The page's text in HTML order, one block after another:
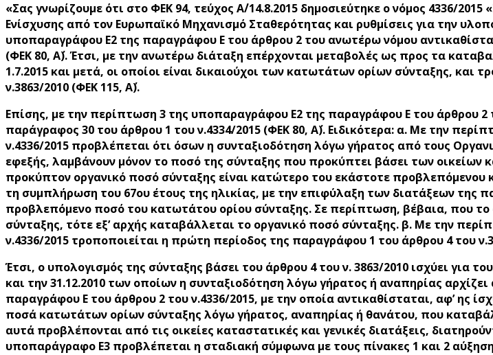
«Σας γνωρίζουμε ότι στο ΦΕΚ 94, τεύχος Α΄/14.8.2015 δημοσιεύτηκε ο νόμος 4336/
Ενίσχυσης από τον Ευρωπαϊκό Μηχανισμό Σταθερότητας και ρυθμίσεις για την
υποπαραγράφου Ε2 της παραγράφου Ε του άρθρου 2 του ανωτέρω νόμου
(ΦΕΚ 80, Α΄). Έτσι, με την ανωτέρω διάταξη επέρχονται μεταβολές ως προς τα
1.7.2015 και μετά, οι οποίοι είναι δικαιούχοι των κατωτάτων ορίων σύνταξης,
ν.3863/2010 (ΦΕΚ 115, Α΄).
Επίσης, με την περίπτωση 3 της υποπαραγράφου Ε2 της παραγράφου Ε του άρθρου 2
παράγραφος 30 του άρθρου 1 του ν.4334/2015 (ΦΕΚ 80, Α΄). Ειδικότερα: α. Με την
ν.4336/2015 προβλέπεται ότι όσων η συνταξιοδότηση λόγω γήρατος από τους
εφεξής, λαμβάνουν μόνον το ποσό της σύνταξης που προκύπτει βάσει των οικείων
προκύπτον οργανικό ποσό σύνταξης είναι κατώτερο του εκάστοτε
τη συμπλήρωση του 67ου έτους της ηλικίας, με την επιφύλαξη των διατάξεων της
προβλεπόμενο ποσό του κατωτάτου ορίου σύνταξης. Σε περίπτωση, βέβαια, που
σύνταξης, τότε εξ’ αρχής καταβάλλεται το οργανικό ποσό σύνταξης. β. Με την
ν.4336/2015 τροποποιείται η πρώτη περίοδος της παραγράφου 1 του άρθρου 4 του
Έτσι, ο υπολογισμός της σύνταξης βάσει του άρθρου 4 του ν. 3863/2010 ισχύει για
και την 31.12.2010 των οποίων η συνταξιοδότηση λόγω γήρατος ή αναπηρίας
παραγράφου Ε του άρθρου 2 του ν.4336/2015, με την οποία αντικαθίσταται, αφ’ ης
ποσά κατωτάτων ορίων σύνταξης λόγω γήρατος, αναπηρίας ή θανάτου, που
αυτά προβλέπονται από τις οικείες καταστατικές και γενικές διατάξεις,
υποπαράγραφο Ε3 προβλέπεται η σταδιακή σύμφωνα με τους πίνακες 1 και 2